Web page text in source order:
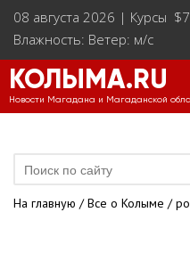
08 августа 2026 | Курсы
Влажность: Ветер: м/с
КОЛЫМА.RU
Новости Магадана и Магаданской
На главную /Все о Колыме /